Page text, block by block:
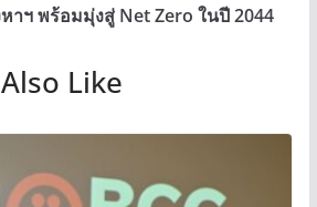
าฯ พร้อมมุ่งสู่ Net Zero ในปี 2044
Like